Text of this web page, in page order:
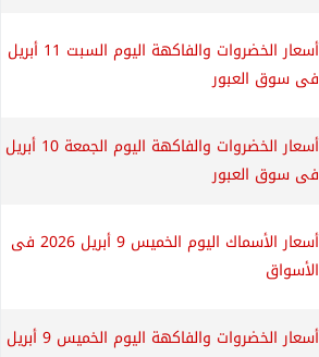
أسعار الخضروات والفاكهة اليوم السبت 11 أبريل
فى سوق العبور
أسعار الخضروات والفاكهة اليوم الجمعة 10 أبريل
فى سوق العبور
أسعار الأسماك اليوم الخميس 9 أبريل 2026 فى
الأسواق
أسعار الخضروات والفاكهة اليوم الخميس 9 أبريل